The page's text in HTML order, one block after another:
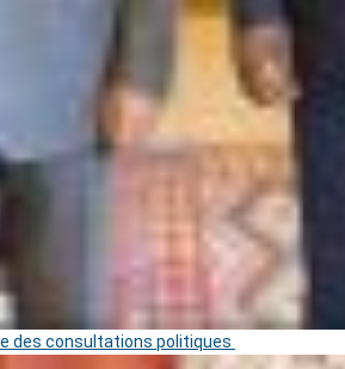
des consultations politiques